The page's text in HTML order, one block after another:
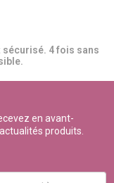
sécurisé. 4 fois sans
en avant-
produits.